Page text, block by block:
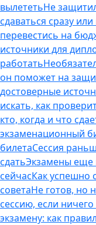
вылететьНе
сдаваться сразу
перевестись на
источники для
работать
он поможет на
достоверные
искать, как
кто, когда и что
экзаменационный
билетаСессия
сдатьЭкзамены еще
сейчасКак успешно
советаНе готов, но
сессию, если
экзамену: как